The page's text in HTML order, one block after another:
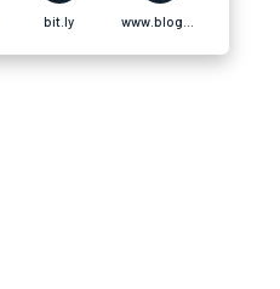
bit.ly